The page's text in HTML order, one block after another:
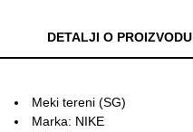
DETALJI O PROIZVODU
Meki tereni (SG)
Marka: NIKE